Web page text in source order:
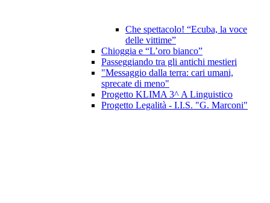
Che spettacolo! “Ecuba, la voce
delle vittime”
Chioggia e “L’oro bianco”
Passeggiando tra gli antichi mestieri
"Messaggio dalla terra: cari umani,
sprecate di meno"
Progetto KLIMA 3^ A Linguistico
Progetto Legalità - I.I.S. "G. Marconi"